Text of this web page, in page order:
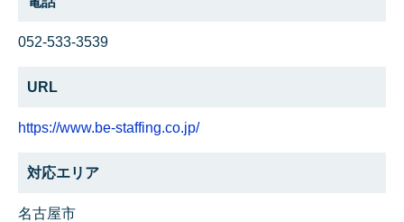
052-533-3539
URL
https://www.be-staffing.co.jp/
対応エリア
名古屋市